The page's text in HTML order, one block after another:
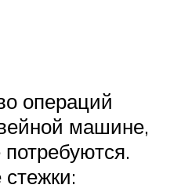
операций
машине,